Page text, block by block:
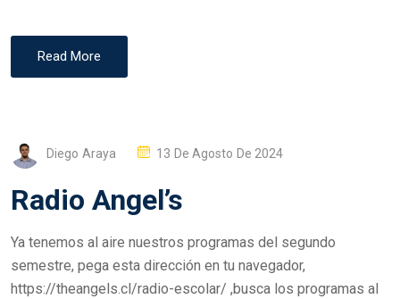
Read More
Diego Araya
P
S
E
D
O
13 De Agosto De 2024
Radio Angel’s
Ya tenemos al aire nuestros programas del segundo
semestre, pega esta dirección en tu navegador,
https://theangels.cl/radio-escolar/ ,busca los programas al